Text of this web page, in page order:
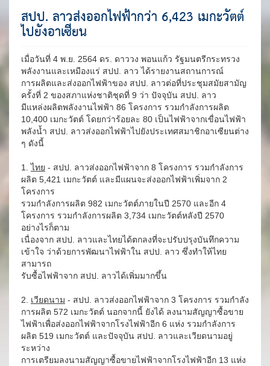
สปป. ลาวส่งออกไฟฟ้ากว่า 6,423 เมกะวัตต์
ไปยังอาเซียน
เมื่อวันที่ 4 พ.ย. 2564 ดร. ดาววง พอนแก้ว รัฐมนตรีกระทรวง
พลังงานและเหมืองแร่ สปป. ลาว ได้รายงานสถานการณ์
การผลิตและส่งออกไฟฟ้าของ สปป. ลาวต่อที่ประชุมสมัยสามัญ
ครั้งที่ 2 ของสภาแห่งชาติชุดที่ 9 ว่า ปัจจุบัน สปป. ลาว
มีแหล่งผลิตพลังงานไฟฟ้า 86 โครงการ รวมกำลังการผลิต
10,400 เมกะวัตต์ โดยกว่าร้อยละ 80 เป็นไฟฟ้าจากเขื่อนไฟฟ้า
พลังน้ำ สปป. ลาวส่งออกไฟฟ้าไปยังประเทศสมาชิกอาเซียนต่าง
ๆ ดังนี้
1.ไทย - สปป. ลาวส่งออกไฟฟ้าจาก 8 โครงการ รวมกำลังการ
ผลิต 5,421 เมกะวัตต์ และมีแผนจะส่งออกไฟฟ้าเพิ่มจาก 2
โครงการ
รวมกำลังการผลิต 982 เมกะวัตต์ภายในปี 2570 และอีก 4
โครงการ รวมกำลังการผลิต 3,734 เมกะวัตต์หลังปี 2570
อย่างไรก็ตาม
เนื่องจาก สปป. ลาวและไทยได้ตกลงที่จะปรับปรุงบันทึกความ
เข้าใจ ว่าด้วยการพัฒนาไฟฟ้าใน สปป. ลาว ซึ่งทำให้ไทย
สามารถ
รับซื้อไฟฟ้าจาก สปป. ลาวได้เพิ่มมากขึ้น
2. เวียดนาม - สปป. ลาวส่งออกไฟฟ้าจาก 3 โครงการ รวมกำลัง
การผลิต 572 เมกะวัตต์ นอกจากนี้ ยังได้ ลงนามสัญญาซื้อขาย
ไฟฟ้าเพื่อส่งออกไฟฟ้าจากโรงไฟฟ้าอีก 6 แห่ง รวมกำลังการ
ผลิต 519 เมกะวัตต์ และปัจจุบัน สปป. ลาวและเวียดนามอยู่
ระหว่าง
การเตรียมลงนามสัญญาซื้อขายไฟฟ้าจากโรงไฟฟ้าอีก 13 แห่ง